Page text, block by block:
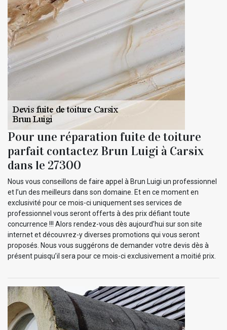
Pour une réparation fuite de toiture
parfait contactez Brun Luigi à Carsix
dans le 27300
Nous vous conseillons de faire appel à Brun Luigi un professionnel
et l’un des meilleurs dans son domaine. Et en ce moment en
exclusivité pour ce mois-ci uniquement ses services de
professionnel vous seront offerts à des prix défiant toute
concurrence !!! Alors rendez-vous dès aujourd’hui sur son site
internet et découvrez-y diverses promotions qui vous seront
proposés. Nous vous suggérons de demander votre devis dès à
présent puisqu’il sera pour ce mois-ci exclusivement a moitié prix.